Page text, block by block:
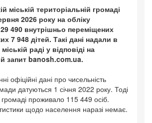
міській територіальній громаді
2026 року на обліку
490 внутрішньо переміщених
7 948 дітей. Такі дані надали в
раді у відповіді на
запит banosh.com.ua.
офіційні дані про чисельність
датуються 1 січня 2022 року. Тоді
громаді проживало 115 449 осіб.
щодо населення наразі немає.